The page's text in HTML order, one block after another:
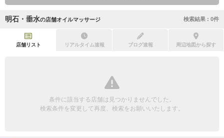
初回割引あり リピーター割引あり
団体様歓迎
明石・垂水の店舗オイルマッサージ 検索結果 : 0件
店舗リスト リアルタイム速報 ブログ速報 周辺地図から探す
条件に該当する店舗は見つかりませんでした。
検索条件を変更して再度、検索をお願いいたします。